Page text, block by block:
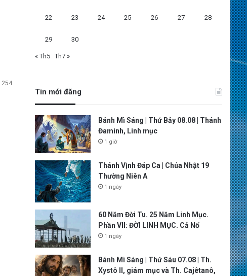
254
22 23 24 25 26 27 28
29 30
« Th5 Th7 »
Tin mới đăng
Bánh Mì Sáng | Thứ Bảy 08.08 | Thánh
Đaminh, Linh mục
1 giờ
Thánh Vịnh Đáp Ca | Chúa Nhật 19
Thường Niên A
1 ngày
60 Năm Đời Tu. 25 Năm Linh Mục.
Phần VII: ĐỜI LINH MỤC. Cả Nổ
1 ngày
Bánh Mì Sáng | Thứ Sáu 07.08 | Th.
Xystô II, giám mục và Th. Cajêtanô,